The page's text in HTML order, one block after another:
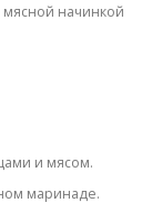
начинкой
и мясом.
маринаде.